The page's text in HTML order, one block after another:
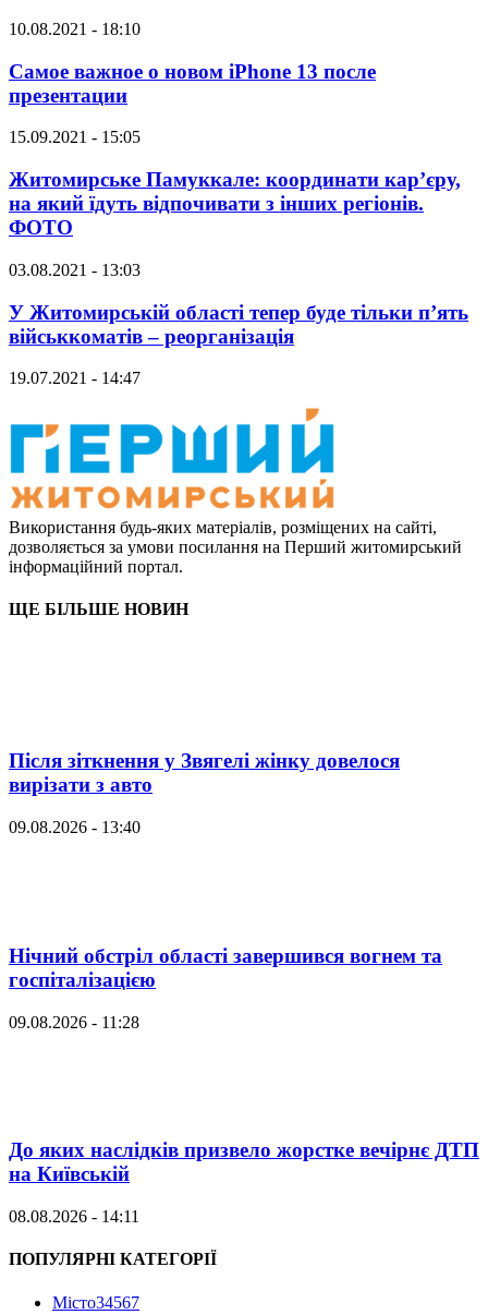
10.08.2021 - 18:10
Самое важное о новом iPhone 13 после
презентации
15.09.2021 - 15:05
Житомирське Памуккале: координати кар’єру,
на який їдуть відпочивати з інших регіонів.
ФОТО
03.08.2021 - 13:03
У Житомирській області тепер буде тільки п’ять
військкоматів – реорганізація
19.07.2021 - 14:47
Використання будь-яких матеріалів, розміщених на сайті,
дозволяється за умови посилання на Перший житомирський
інформаційний портал.
ЩЕ БІЛЬШЕ НОВИН
Після зіткнення у Звягелі жінку довелося
вирізати з авто
09.08.2026 - 13:40
Нічний обстріл області завершився вогнем та
госпіталізацією
09.08.2026 - 11:28
До яких наслідків призвело жорстке вечірнє ДТП
на Київській
08.08.2026 - 14:11
ПОПУЛЯРНІ КАТЕГОРІЇ
Місто34567